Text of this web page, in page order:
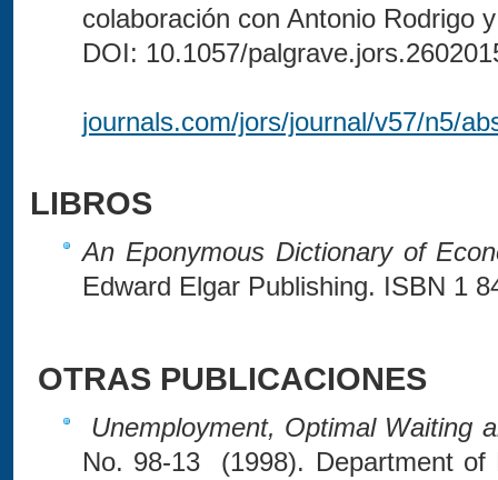
colaboración con Antonio Rodrigo
DOI: 10.1057/
journals.com/jors/journal/v57/n5/
LIBROS
An Eponymous Dictionary of
Edward Elgar Publishing. ISBN 1
OTRAS PUBLICACIONES
Unemployment, Optimal Waiting
No. 98-13 (1998). Department